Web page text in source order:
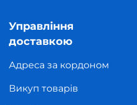
Управління
доставкою
Адреса за кордоном
Викуп товарів